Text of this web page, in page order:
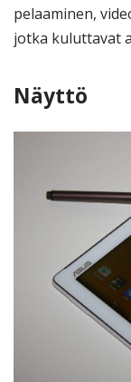
pelaaminen,
jotka kuluttavat
Näyttö